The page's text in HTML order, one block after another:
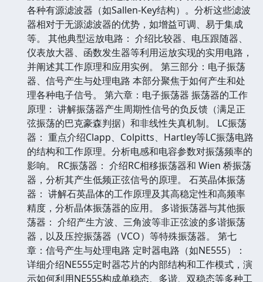
各种有源滤波器（如Sallen-Key结构）。分析这些滤波
器相对于无源滤波器的优势，如增益可调、易于集成
等。 其他典型运放电路： 介绍比较器、电压跟随器、
仪表放大器、函数发生器等利用运放实现的实用电路，
并阐述其工作原理和应用实例。 第三部分：电子振荡
器、信号产生与处理电路 本部分聚焦于如何产生和处
理各种电子信号。 第六章：电子振荡器 振荡器的工作
原理： 讲解振荡器产生周期性信号的负反馈（满足正
弦振荡的巴克豪森判据）和非线性失真机制。 LC振荡
器： 重点介绍Clapp、Colpitts、Hartley等LC振荡电路
的结构和工作原理。分析电感和电容参数对振荡频率的
影响。 RC振荡器： 介绍RC相移振荡器和 Wien 桥振荡
器，分析其产生低频正弦信号的原理。 石英晶体振荡
器： 讲解石英晶体的工作原理及其高稳定性和高频率
精度，分析晶体振荡器的应用。 多谐振荡器与其他振
荡器： 介绍产生方波、三角波等非正弦波的多谐振荡
器，以及压控振荡器（VCO）等特殊振荡器。 第七
章：信号产生与处理电路 定时器电路（如NE555）：
详细介绍NE555定时器芯片的内部结构和工作模式，演
示如何利用NE555构成单稳态、多谐、双稳态等多种工